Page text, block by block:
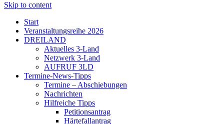
Skip to content
Start
Veranstaltungsreihe 2026
DREILAND
Aktuelles 3-Land
Netzwerk 3-Land
AUFRUF 3LD
Termine-News-Tipps
Termine – Abschiebungen
Nachrichten
Hilfreiche Tipps
Petitionsantrag
Härtefallantrag